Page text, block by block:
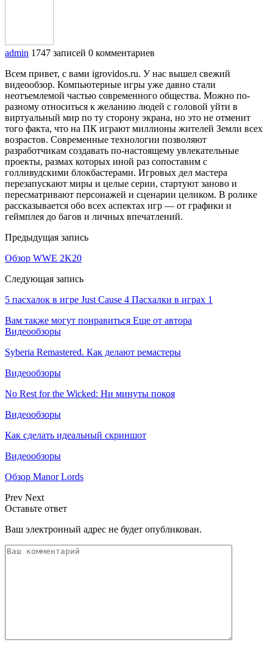
admin 1747 записей 0 комментариев
Всем привет, с вами igrovidos.ru. У нас вышел свежий
видеообзор. Компьютерные игры уже давно стали
неотъемлемой частью современного общества. Можно по-
разному относиться к желанию людей с головой уйти в
виртуальный мир по ту сторону экрана, но это не отменит
того факта, что на ПК играют миллионы жителей Земли всех
возрастов. Современные технологии позволяют
разработчикам создавать по-настоящему увлекательные
проекты, размах которых иной раз сопоставим с
голливудскими блокбастерами. Игровых дел мастера
перезапускают миры и целые серии, стартуют заново и
пересматривают персонажей и сценарии целиком. В ролике
рассказывается обо всех аспектах игр — от графики и
геймплея до багов и личных впечатлений.
Предыдущая запись
Обзор WWE 2K20
Следующая запись
5 пасхалок в игре Just Cause 4 Пасхалки в играх 1
Вам также могут понравиться Еще от автора
Видеообзоры
Syberia Remastered. Как делают ремастеры
Видеообзоры
No Rest for the Wicked: Ни минуты покоя
Видеообзоры
Как сделать идеальный скриншот
Видеообзоры
Обзор Manor Lords
Prev Next
Оставьте ответ
Ваш электронный адрес не будет опубликован.